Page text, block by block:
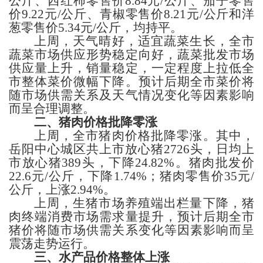
价9.22元/公斤、青椒零售价8.21元/公斤和洋
葱零售价5.34元/公斤， 均持平。
上周，天气晴好，适宜蔬菜生长，全市
蔬菜市场供应形势稳定向好，蔬菜批发市场
供应量上升，销量稳定， 一定程度上拉低全
市整体菜价微幅下降 。预计后期全市菜价将
随市场供需关系及天气情况变化等因素影响
而呈合理调整。
二、猪肉价格批降零涨
上周，全市猪肉价格批降零涨。其中，
岳阳 中心城区共上市放心猪2726头，日均上
市放心猪389头，下降24.82% 。 猪肉批发价
22.6元/公斤，下降 1.74%；猪肉零售价35元/
公斤， 上涨2.94%。
上周，生猪市场养殖端出栏量下降，猪
肉终端消费市场需求量提升， 预计后期全市
猪价将随市场供需关系变化等因素影响而呈
震荡走势运行。
三、 水产品价格整体上涨